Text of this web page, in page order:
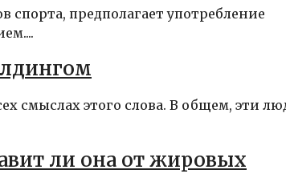
спорта, предполагает употребление
смыслах этого слова. В общем, эти
ли она от жировых